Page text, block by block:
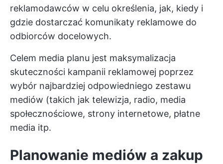
reklamodawców w celu określenia, jak, kiedy i
gdzie dostarczać komunikaty reklamowe do
odbiorców docelowych.
Celem media planu jest maksymalizacja
skuteczności kampanii reklamowej poprzez
wybór najbardziej odpowiedniego zestawu
mediów (takich jak telewizja, radio, media
społecznościowe, strony internetowe, płatne
media itp.
Planowanie mediów a zakup